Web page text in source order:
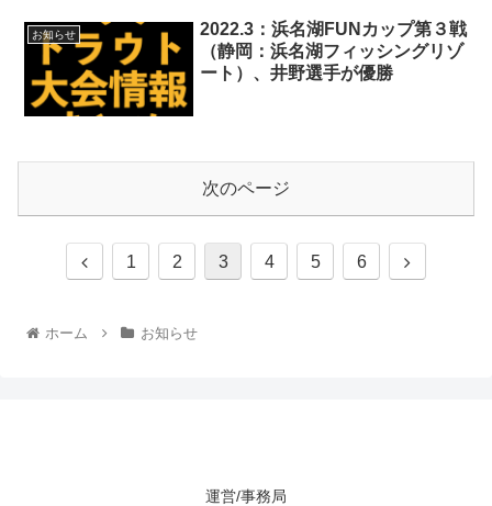
お知らせ
2022.3：浜名湖FUNカップ第３戦
（静岡：浜名湖フィッシングリゾ
ート）、井野選手が優勝
次のページ
1 2 3 4 5 6
ホーム お知らせ
運営/事務局